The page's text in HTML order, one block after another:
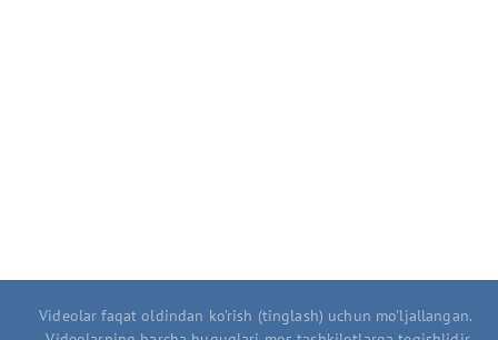
Videolar faqat oldindan ko'rish (tinglash) uchun mo'ljallangan.